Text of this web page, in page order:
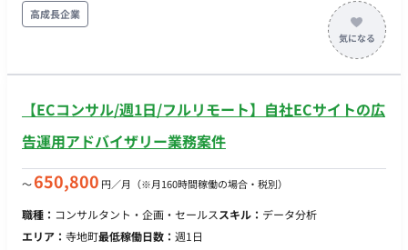
的な業務内容】 ・既存顧客とのリレーション構築・維持、契約
手続き（社内/顧客） ・開発チームと連携した、付加価値の高い
ソリューション提案 ・営業目標達成に向けた戦略策定と実行 ・
社内手続きおよび報告業務 【チーム・環境】 ・マーケティング
客が中心のため、信頼関係を土台とした活動が可能です。 ・金
融未経験の方でも、入社後の引き継ぎやフォロー体制が整って
態：正社員 契約期間：3～6か月は派遣契約、以後正社員登用予
定あり ※本求人では3か月） 休日・休暇：完全週休二日制
（土・日）、祝日、夏季休暇（3日）、年末年始休暇（12/30～
高成長企業
【ECコンサル/週1日/フルリモート】自社ECサイトの広
告運用アドバイザリー業務案件
〜650,800 円／月 （※月160時間稼働の場合・税別）
職種： コンサルタント・企画・セールススキル： データ分析
エリア： 寺地町最低稼働日数： 週1日